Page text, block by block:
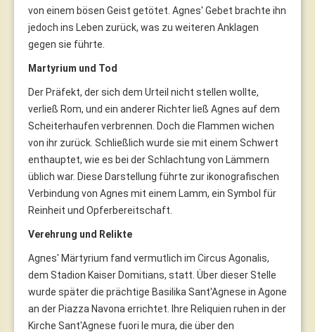
von einem bösen Geist getötet. Agnes' Gebet brachte ihn
jedoch ins Leben zurück, was zu weiteren Anklagen
gegen sie führte.
Martyrium und Tod
Der Präfekt, der sich dem Urteil nicht stellen wollte,
verließ Rom, und ein anderer Richter ließ Agnes auf dem
Scheiterhaufen verbrennen. Doch die Flammen wichen
von ihr zurück. Schließlich wurde sie mit einem Schwert
enthauptet, wie es bei der Schlachtung von Lämmern
üblich war. Diese Darstellung führte zur ikonografischen
Verbindung von Agnes mit einem Lamm, ein Symbol für
Reinheit und Opferbereitschaft.
Verehrung und Relikte
Agnes' Märtyrium fand vermutlich im Circus Agonalis,
dem Stadion Kaiser Domitians, statt. Über dieser Stelle
wurde später die prächtige Basilika Sant'Agnese in Agone
an der Piazza Navona errichtet. Ihre Reliquien ruhen in der
Kirche Sant'Agnese fuori le mura, die über den